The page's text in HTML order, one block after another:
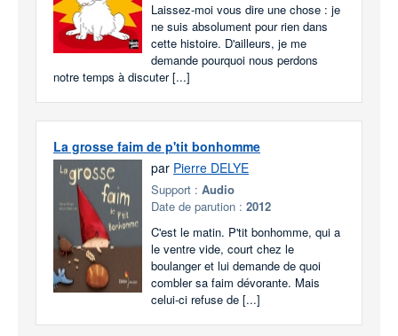
Laissez-moi vous dire une chose : je
ne suis absolument pour rien dans
cette histoire. D'ailleurs, je me
demande pourquoi nous perdons
notre temps à discuter [...]
La grosse faim de p'tit bonhomme
par Pierre DELYE
Support : Audio
Date de parution : 2012
C'est le matin. P'tit bonhomme, qui a
le ventre vide, court chez le
boulanger et lui demande de quoi
combler sa faim dévorante. Mais
celui-ci refuse de [...]